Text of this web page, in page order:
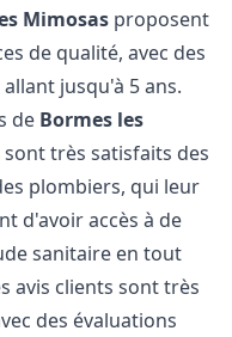
Mimosas proposent
de qualité, avec des
jusqu'à 5 ans.
de Bormes les
sont très satisfaits des
plombiers, qui leur
d'avoir accès à de
sanitaire en tout
avis clients sont très
des évaluations